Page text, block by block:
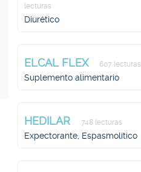
lecturas
Diurético
ELCAL FLEX 607 lecturas
Suplemento alimentario
HEDILAR 748 lecturas
Expectorante, Espasmolítico